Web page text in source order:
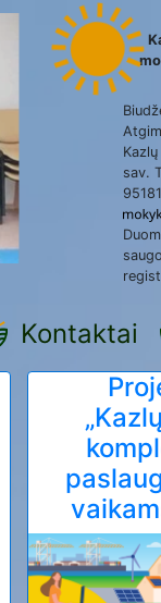
sav.
Kontaktai